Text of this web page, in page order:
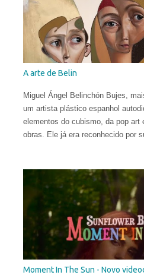
A arte de Belin
Miguel Ángel Belinchón Bujes,
um artista plástico espanhol
elementos do cubismo, da pop art
obras. Ele já era reconhecido por
partir de técnicas de spray,
eclético da arte. Porém, em sua
da proporção é sua maior fonte
explorar uma arte mais subjetiva.
experimento como "pós-neo-
Moment In The Sun - Novo